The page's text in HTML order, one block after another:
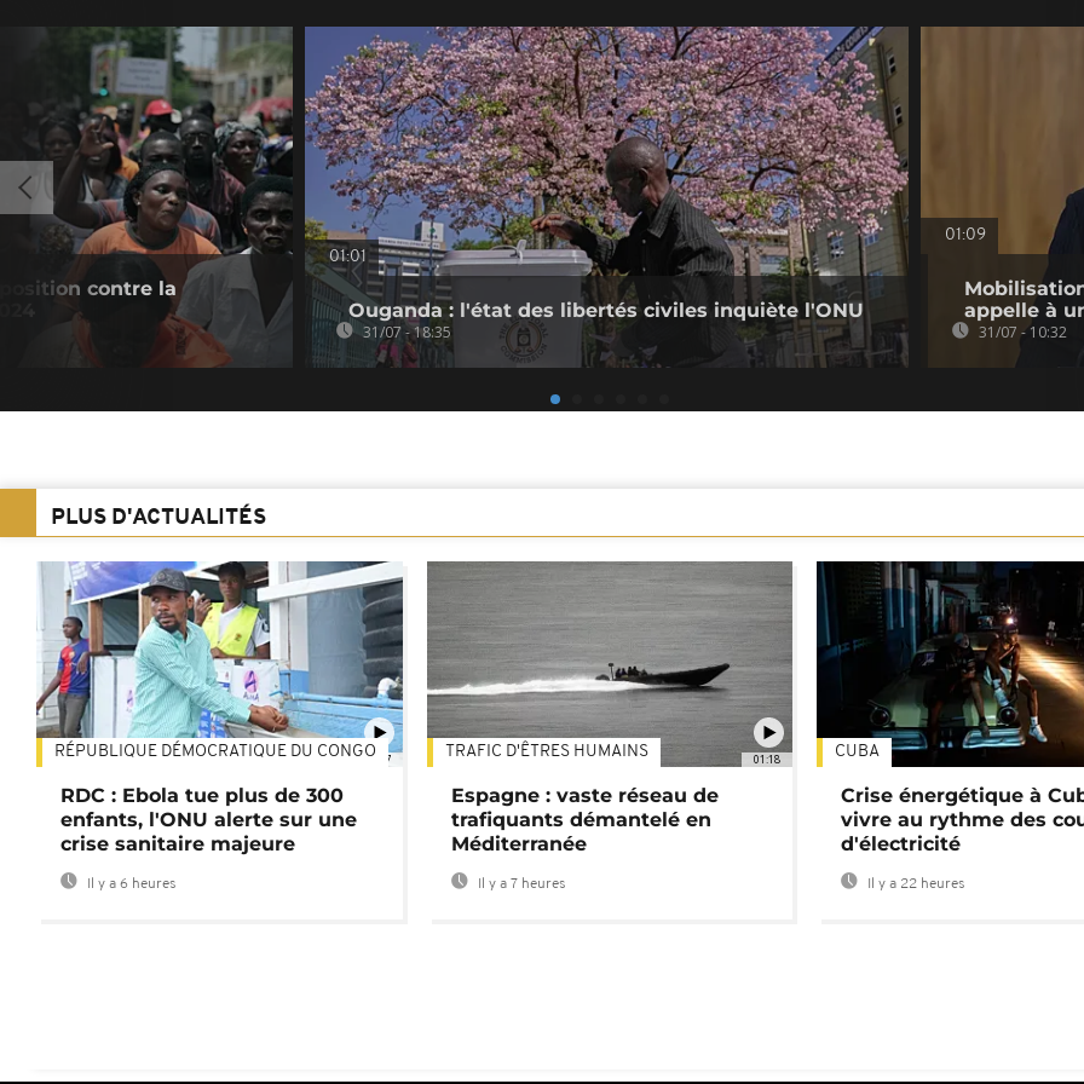
contre la
01:01
Ouganda : l'état des libertés civiles inquiète l'ONU
31/07 - 18:35
01:09
appelle à
31/07 - 10:32
PLUS D'ACTUALITÉS
01:47
RÉPUBLIQUE DÉMOCRATIQUE DU CONGO
RDC : Ebola tue plus de 300
enfants, l'ONU alerte sur une
crise sanitaire majeure
Il y a 6 heures
01:18
TRAFIC D'ÊTRES HUMAINS
Espagne : vaste réseau de
trafiquants démantelé en
Méditerranée
Il y a 7 heures
CUBA
Crise énergétique à
vivre au rythme des
d'électricité
Il y a 22 heures